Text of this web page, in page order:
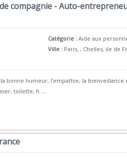
compagnie - Auto-
Catégorie : Aide aux
Ville : Paris, , Chelles, ile de
bonne humeur, l’empathie, la
toilette, h ...